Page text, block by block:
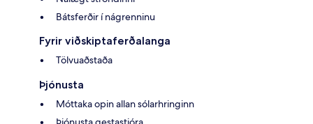
Bátsferðir í nágrenninu
Fyrir viðskiptaferðalanga
Tölvuaðstaða
Þjónusta
Móttaka opin allan sólarhringinn